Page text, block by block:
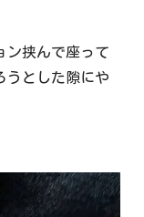
ン挟んで座って
うとした隙にや